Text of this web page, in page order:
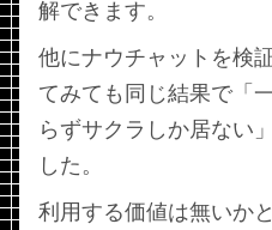
解できます。
他にナウチャットを検
てみても同じ結果で「
らずサクラしか居ない
した。
利用する価値は無いか